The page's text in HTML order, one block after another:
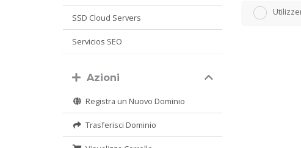
SSD Cloud Servers
Servicios SEO
Azioni
Registra un Nuovo Dominio
Trasferisci Dominio